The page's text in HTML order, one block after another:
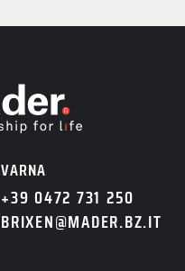
VARNA
+39 0472 731 250
BRIXEN@MADER.BZ.IT